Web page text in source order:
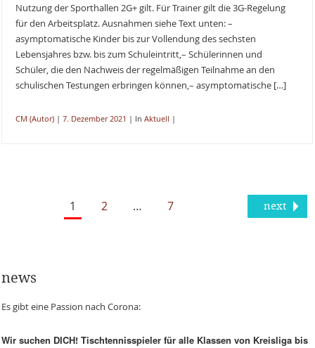
Nutzung der Sporthallen 2G+ gilt. Für Trainer gilt die 3G-Regelung
für den Arbeitsplatz. Ausnahmen siehe Text unten: –
asymptomatische Kinder bis zur Vollendung des sechsten
Lebensjahres bzw. bis zum Schuleintritt,– Schülerinnen und
Schüler, die den Nachweis der regelmäßigen Teilnahme an den
schulischen Testungen erbringen können,– asymptomatische […]
CM (Autor)| 7. Dezember 2021 | In Aktuell |
1 2 … 7 next
news
Es gibt eine Passion nach Corona:
Wir suchen DICH! Tischtennisspieler für alle Klassen von Kreisliga bis